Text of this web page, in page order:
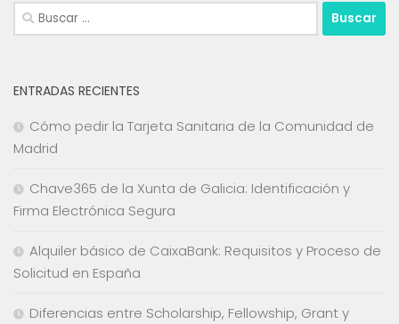
Buscar:
ENTRADAS RECIENTES
Cómo pedir la Tarjeta Sanitaria de la Comunidad de
Madrid
Chave365 de la Xunta de Galicia: Identificación y
Firma Electrónica Segura
Alquiler básico de CaixaBank: Requisitos y Proceso de
Solicitud en España
Diferencias entre Scholarship, Fellowship, Grant y